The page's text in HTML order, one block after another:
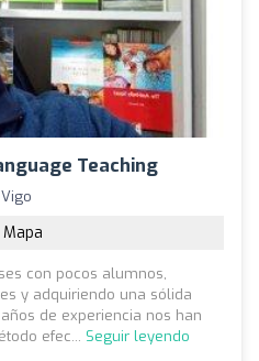
Teaching
Mapa
con pocos alumnos,
y adquiriendo una sólida
de experiencia nos han
efec... Seguir leyendo